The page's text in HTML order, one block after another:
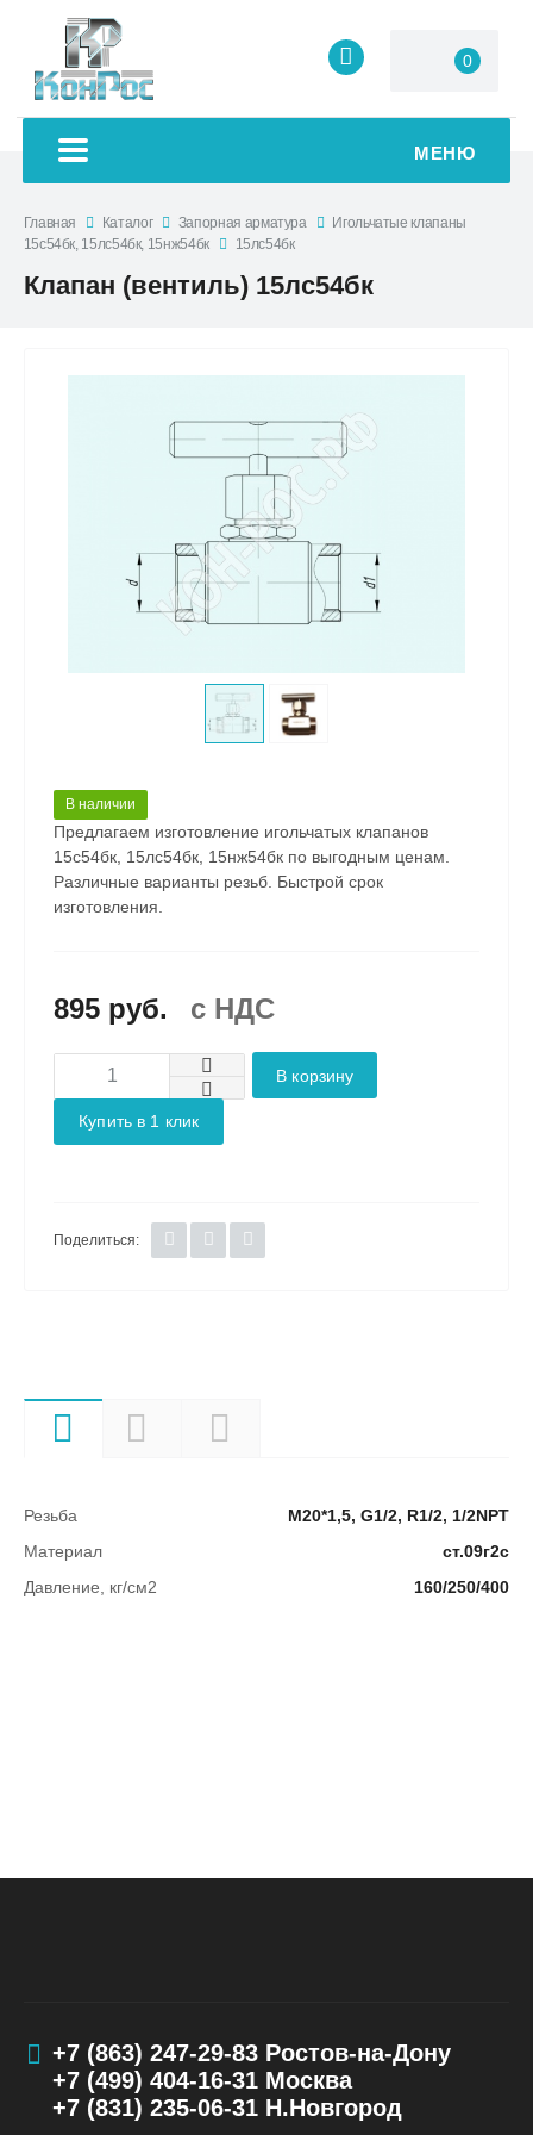
0
МЕНЮ
Главная Каталог Запорная арматура
Игольчатые клапаны
15с54бк, 15лс54бк, 15нж54бк
15лс54бк
Клапан (вентиль) 15лс54бк
В наличии
Предлагаем изготовление игольчатых клапанов
15с54бк, 15лс54бк, 15нж54бк по выгодным ценам.
Различные варианты резьб. Быстрой срок
изготовления.
895 руб. c НДС
В корзину
Купить в 1 клик
Поделиться:
Резьба
М20*1,5, G1/2, R1/2, 1/2NPT
Материал
ст.09г2с
Давление, кг/см2
160/250/400
+7 (863) 247-29-83Ростов-на-Дону
+7 (499) 404-16-31Москва
+7 (831) 235-06-31Н.Новгород